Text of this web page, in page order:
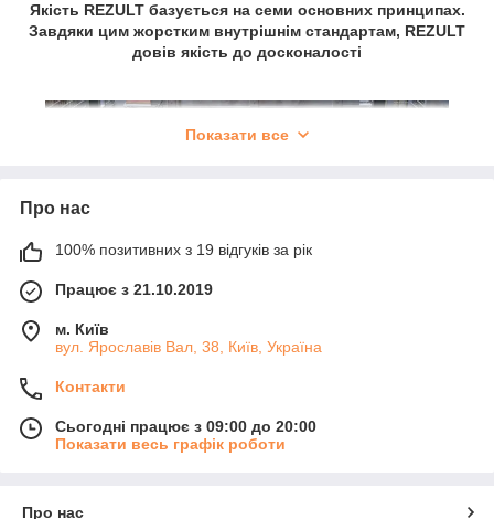
Якість REZULT базується на семи основних принципах.
Завдяки цим жорстким внутрішнім стандартам, REZULT
довів якість до досконалості
REZULT Reliability
Показати все
Про нас
100% позитивних з 19 відгуків за рік
Працює з 21.10.2019
м. Київ
вул. Ярославів Вал, 38, Київ, Україна
Контакти
Сьогодні працює з 09:00 до 20:00
Показати весь графік роботи
Про нас